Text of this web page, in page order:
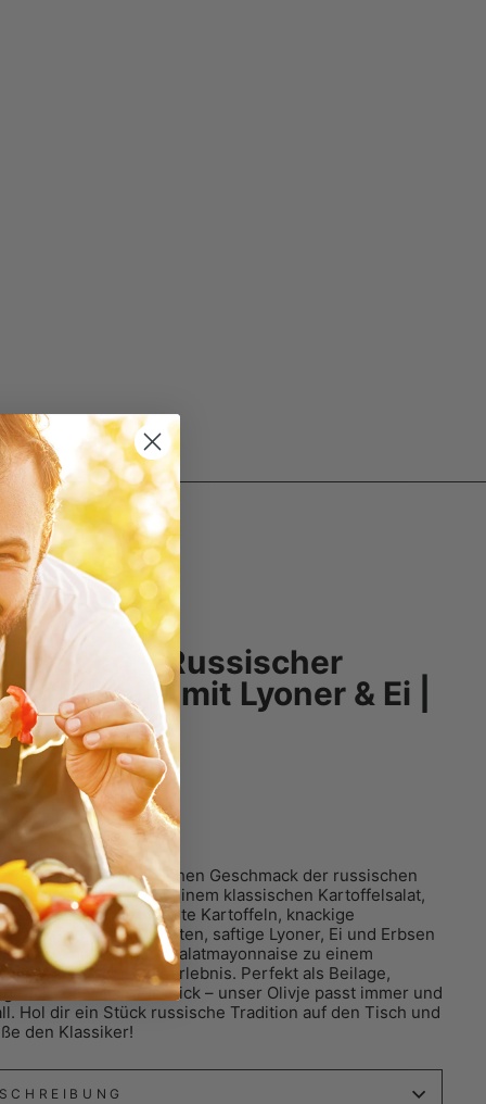
Salat – Russischer
mit Lyoner & Ei |
zzgl.
Versandkosten
den unvergleichlichen Geschmack der russischen
mit unserem Olivje – einem klassischen Kartoffelsalat,
begeistern wird. Zarte Kartoffeln, knackige
frische Karotten, saftige Lyoner, Ei und Erbsen
sich mit cremiger Salatmayonnaise zu einem
Geschmackserlebnis. Perfekt als Beilage,
oder fürs Picknick – unser Olivje passt immer und
Hol dir ein Stück russische Tradition auf den Tisch und
den Klassiker!